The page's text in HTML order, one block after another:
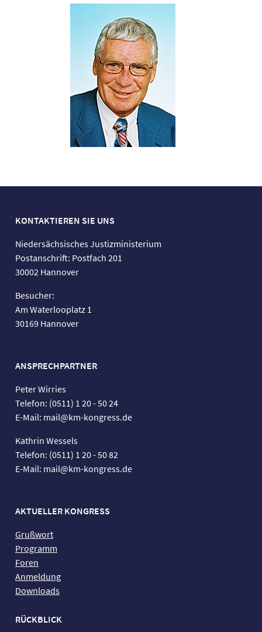
KONTAKTIEREN SIE UNS
Niedersächsisches Justizministerium
Postanschrift: Postfach 201
30002 Hannover
Besucher:
Am Waterlooplatz 1
30169 Hannover
ANSPRECHPARTNER
Peter Wirries
Telefon: (0511) 1 20 - 50 24
E-Mail: mail@km-kongress.de
Kathrin Wessels
Telefon: (0511) 1 20 - 50 82
E-Mail: mail@km-kongress.de
AKTUELLER KONGRESS
Grußwort
Programm
Foren
Anmeldung
Downloads
RÜCKBLICK